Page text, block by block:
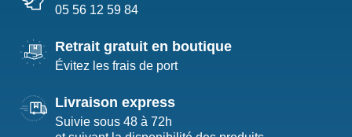
05 56 12 59 84
Retrait gratuit en boutique
Évitez les frais de port
Livraison express
Suivie sous 48 à 72h